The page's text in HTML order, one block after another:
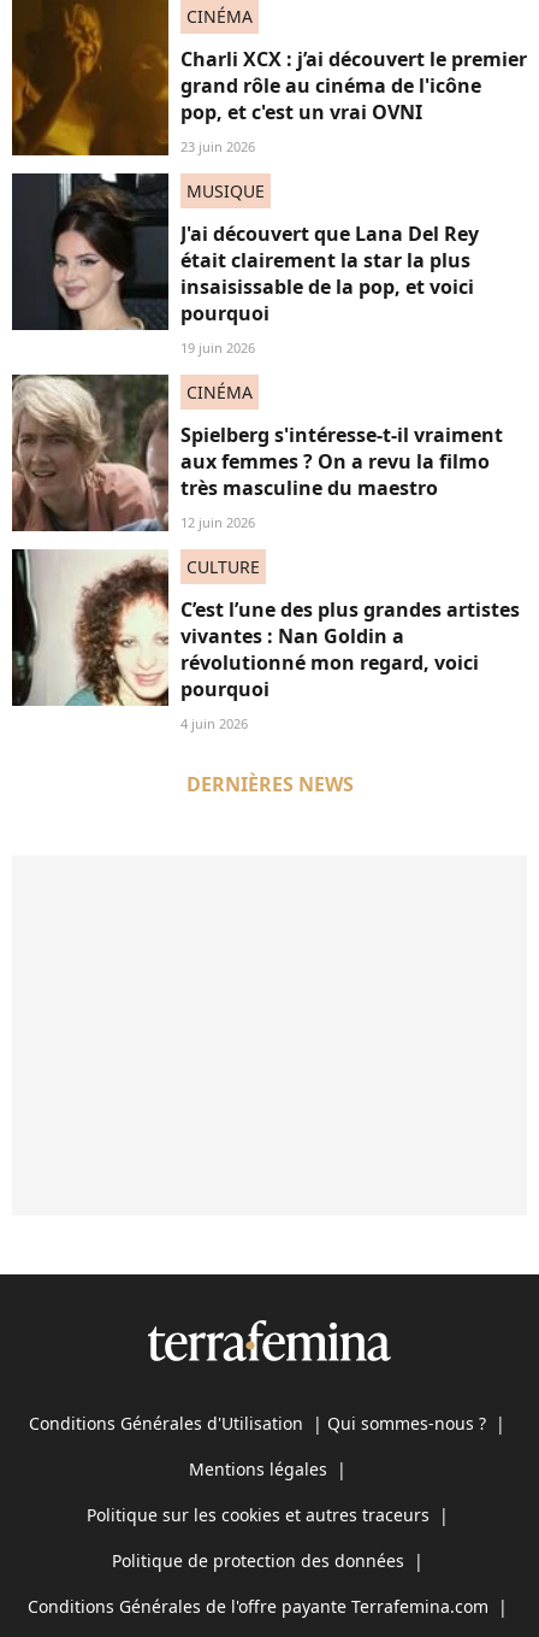
CINÉMA
Charli XCX : j’ai découvert le premier
grand rôle au cinéma de l'icône
pop, et c'est un vrai OVNI
23 juin 2026
MUSIQUE
J'ai découvert que Lana Del Rey
était clairement la star la plus
insaisissable de la pop, et voici
pourquoi
19 juin 2026
CINÉMA
Spielberg s'intéresse-t-il vraiment
aux femmes ? On a revu la filmo
très masculine du maestro
12 juin 2026
CULTURE
C’est l’une des plus grandes artistes
vivantes : Nan Goldin a
révolutionné mon regard, voici
pourquoi
4 juin 2026
DERNIÈRES NEWS
Conditions Générales d'Utilisation | Qui sommes-nous ? |
Mentions légales |
Politique sur les cookies et autres traceurs |
Politique de protection des données |
Conditions Générales de l'offre payante Terrafemina.com |